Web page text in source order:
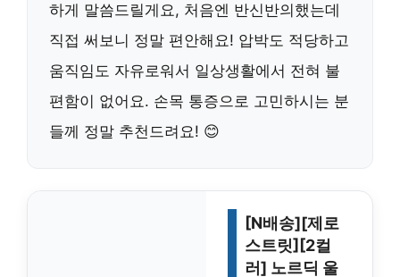
하게 말씀드릴게요, 처음엔 반신반의했는데
직접 써보니 정말 편안해요! 압박도 적당하고
움직임도 자유로워서 일상생활에서 전혀 불
편함이 없어요. 손목 통증으로 고민하시는 분
들께 정말 추천드려요! 😊
[N배송][제로
스트릿][2컬
러] 노르딕 울